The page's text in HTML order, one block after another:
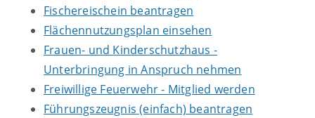
Fischereischein beantragen
Flächennutzungsplan einsehen
Frauen- und Kinderschutzhaus -
Unterbringung in Anspruch nehmen
Freiwillige Feuerwehr - Mitglied werden
Führungszeugnis (einfach) beantragen